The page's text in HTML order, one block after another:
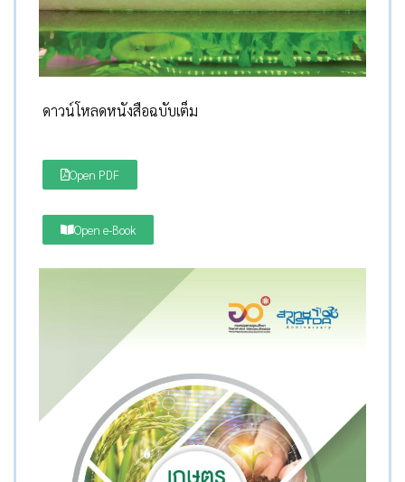
ดาวน์โหลดหนังสือฉบับเต็ม
Open PDF
Open e-Book